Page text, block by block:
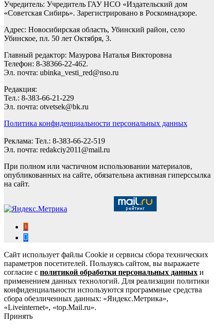
Учредитель: Учредитель ГАУ НСО «Издательский дом
«Советская Сибирь». Зарегистрировано в Роскомнадзоре.
Адрес: Новосибирская область, Убинский район, село
Убинское, пл. 50 лет Октября, 3.
Главный редактор: Мазурова Наталья Викторовна
Телефон: 8-38366-22-462.
Эл. почта: ubinka_vesti_red@nso.ru
Редакция:
Тел.: 8-383-66-21-229
Эл. почта: otvetsek@bk.ru
Политика конфиденциальности персональных данных
Реклама: Тел.: 8-383-66-22-519
Эл. почта: redakciy2011@mail.ru
При полном или частичном использовании материалов,
опубликованных на сайте, обязательна активная гиперссылка
на сайт.
Сайт использует файлы Cookie и сервисы сбора технических
параметров посетителей. Пользуясь сайтом, вы выражаете
согласие с политикой обработки персональных данных и
применением данных технологий. Для реализации политики
конфиденциальности используются программные средства
сбора обезличенных данных: «Яндекс.Метрика»,
«Liveinternet», «top.Mail.ru».
Принять